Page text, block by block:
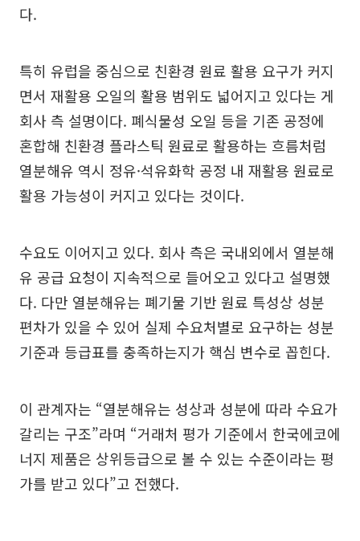
다.
특히 유럽을 중심으로 친환경 원료 활용 요구가 커지
면서 재활용 오일의 활용 범위도 넓어지고 있다는 게
회사 측 설명이다. 폐식물성 오일 등을 기존 공정에
혼합해 친환경 플라스틱 원료로 활용하는 흐름처럼
열분해유 역시 정유·석유화학 공정 내 재활용 원료로
활용 가능성이 커지고 있다는 것이다.
수요도 이어지고 있다. 회사 측은 국내외에서 열분해
유 공급 요청이 지속적으로 들어오고 있다고 설명했
다. 다만 열분해유는 폐기물 기반 원료 특성상 성분
편차가 있을 수 있어 실제 수요처별로 요구하는 성분
기준과 등급표를 충족하는지가 핵심 변수로 꼽힌다.
이 관계자는 “열분해유는 성상과 성분에 따라 수요가
갈리는 구조”라며 “거래처 평가 기준에서 한국에코에
너지 제품은 상위등급으로 볼 수 있는 수준이라는 평
가를 받고 있다”고 전했다.